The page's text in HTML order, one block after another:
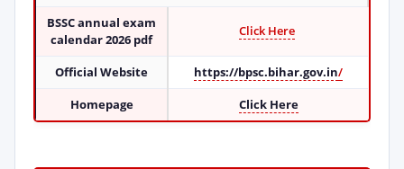
BSSC annual exam
calendar 2026 pdf
Click Here
Official Website https://bpsc.bihar.gov.in/
Homepage
Click Here